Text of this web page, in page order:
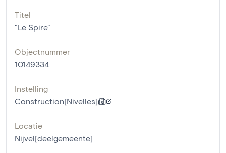
Titel
"Le Spire"
Objectnummer
10149334
Instelling
Construction[Nivelles]
Locatie
Nijvel[deelgemeente]